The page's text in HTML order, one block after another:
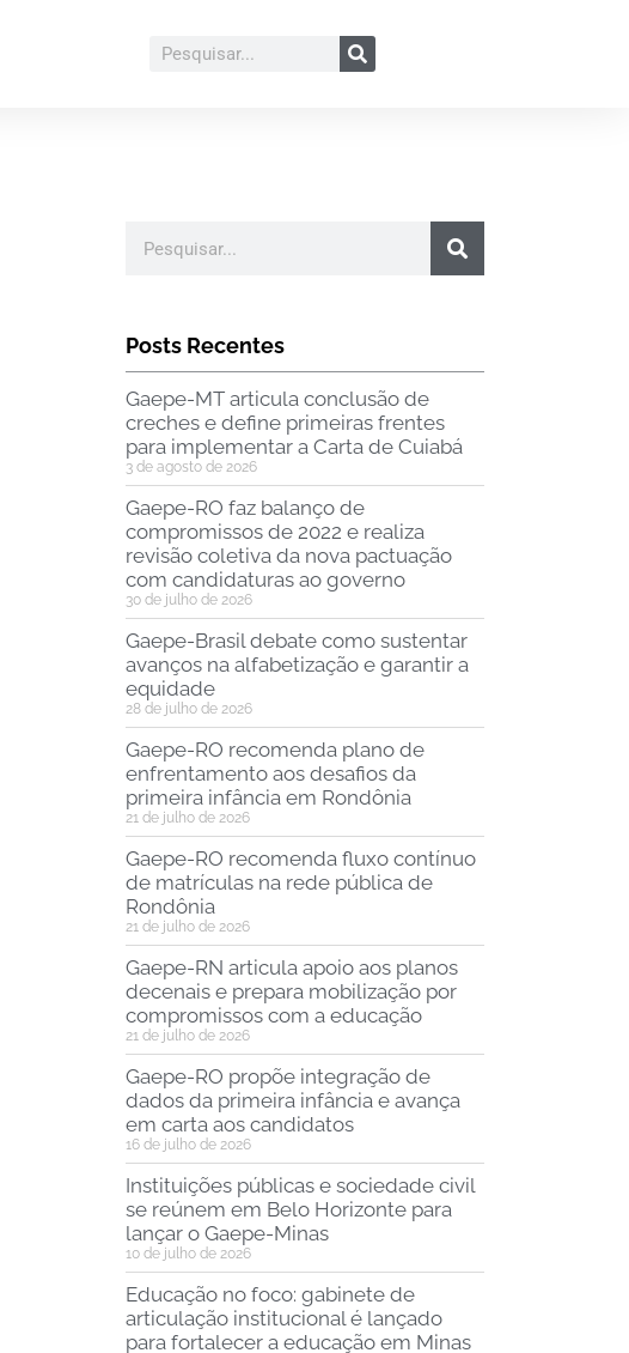
Posts Recentes
Gaepe-MT articula conclusão de
creches e define primeiras frentes
para implementar a Carta de Cuiabá
3 de agosto de 2026
Gaepe-RO faz balanço de
compromissos de 2022 e realiza
revisão coletiva da nova pactuação
com candidaturas ao governo
30 de julho de 2026
Gaepe-Brasil debate como sustentar
avanços na alfabetização e garantir a
equidade
28 de julho de 2026
Gaepe-RO recomenda plano de
enfrentamento aos desafios da
primeira infância em Rondônia
21 de julho de 2026
Gaepe-RO recomenda fluxo contínuo
de matrículas na rede pública de
Rondônia
21 de julho de 2026
Gaepe-RN articula apoio aos planos
decenais e prepara mobilização por
compromissos com a educação
21 de julho de 2026
Gaepe-RO propõe integração de
dados da primeira infância e avança
em carta aos candidatos
16 de julho de 2026
Instituições públicas e sociedade civil
se reúnem em Belo Horizonte para
lançar o Gaepe-Minas
10 de julho de 2026
Educação no foco: gabinete de
articulação institucional é lançado
para fortalecer a educação em Minas